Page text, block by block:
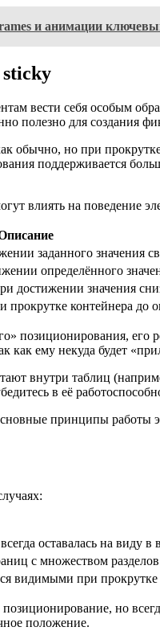
и анимации
вести себя особым
полезно для
обычно, но при
поддерживается
влиять на поведение
заданного значения
определённого
достижении значения
прокрутке контейнера до
позиционирования,
как ему некуда будет
внутри таблиц
в её
принципы работы
оставалась на виду
с множеством
видимыми при
но
положение.